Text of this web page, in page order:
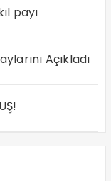
payı
Açıkladı